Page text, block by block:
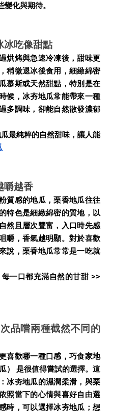
化與期待。
冰吃像甜點
烘烤與急速冷凍後，甜味更
稍微退冰後食用，細緻綿密
慕斯或天然甜點，特別是在
候，冰夯地瓜常能帶來一種
多調味，卻能自然散發濃郁
最純粹的自然甜味，讓人能
嚼越香
質感的地瓜，栗香地瓜往往
特色是細緻綿密的質地，以
然且層次豐富，入口時先感
嚼，香氣越明顯。對於喜歡
說，栗香地瓜常常是一吃就
一口都充滿自然的甘甜 >>
品嚐兩種截然不同的
喜歡哪一種口感，巧食家地
） 是很值得嘗試的選擇。這
冰夯地瓜的濕潤柔滑，與栗
照當下的心情與喜好自由選
時，可以選擇冰夯地瓜；想